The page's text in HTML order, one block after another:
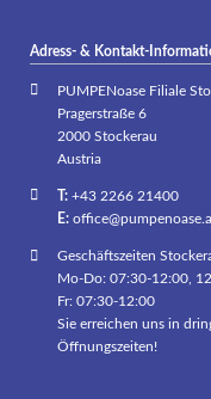
Adress- & Kontakt-
PUMPENoase Filiale
Pragerstraße 6
2000 Stockerau
Austria
T:+43 2266 21400
E:
Geschäftszeiten
Mo-Do: 07:30-12:00,
Fr: 07:30-12:00
Sie erreichen uns in
Öffnungszeiten!